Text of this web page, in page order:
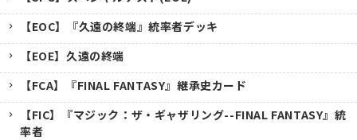
【EOC】『久遠の終端』統率者デッキ
【EOE】久遠の終端
【FCA】『FINAL FANTASY』継承史カード
【FIC】『マジック：ザ・ギャザリング--FINAL FANTASY』統
率者